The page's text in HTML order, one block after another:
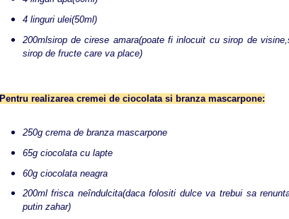
4 linguri ulei(50ml)
200mlsirop de cirese amara(poate fi inlocuit cu sirop de
sirop de fructe care va place)
Pentru realizarea cremei de ciocolata si branza mascarpone:
250g crema de branza mascarpone
65g ciocolata cu lapte
60g ciocolata neagra
200ml frisca neîndulcita(daca folositi dulce va trebui sa
putin zahar)